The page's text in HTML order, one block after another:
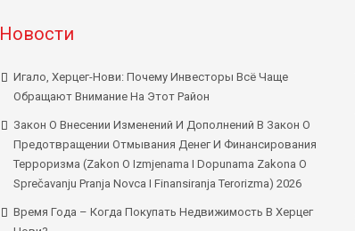
Новости
Игало, Херцег-Нови: Почему Инвесторы Всё Чаще
Обращают Внимание На Этот Район
Закон О Внесении Изменений И Дополнений В Закон О
Предотвращении Отмывания Денег И Финансирования
Терроризма (Zakon O Izmjenama I Dopunama Zakona O
Sprečavanju Pranja Novca I Finansiranja Terorizma) 2026
Время Года – Когда Покупать Недвижимость В Херцег